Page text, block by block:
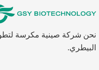
نحن شركة صينية مكرسة
البيطري.